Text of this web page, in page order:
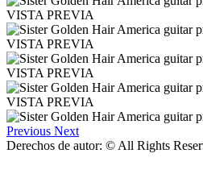
VISTA PREVIA
VISTA PREVIA
VISTA PREVIA
VISTA PREVIA
Previous Next
Derechos de autor: © All Rights